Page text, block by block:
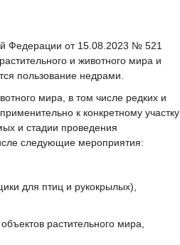
Федерации от 15.08.2023 № 521
и животного мира и
пользование недрами.
мира, в том числе редких и
к конкретному участку
и стадии проведения
следующие мероприятия:
для птиц и рукокрылых),
растительного мира,